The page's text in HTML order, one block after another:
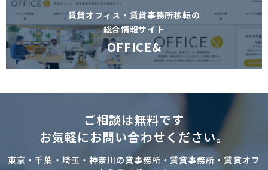
賃貸オフィス・賃貸事務所移転の
総合情報サイト
OFFICE&
ご相談は無料です
お気軽にお問い合わせください。
東京・千葉・埼玉・神奈川の貸事務所・賃貸事務所・賃貸オフ